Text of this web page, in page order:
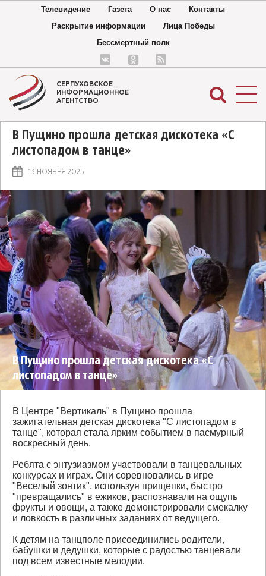
Телевидение Газета О нас
Контакты
Раскрытие информации
Лица Победы
Бессмертный полк
СЕРПУХОВСКОЕ
ИНФОРМАЦИОННОЕ
АГЕНТСТВО
В Пущино прошла детская дискотека «С
листопадом в танце»
13 НОЯБРЯ 2025
В Пущино прошла детская дискотека «С
листопадом в танце»
В Центре "Вертикаль" в Пущино прошла
зажигательная детская дискотека "С листопадом в
танце", которая стала ярким событием в пасмурный
воскресный день.
Ребята с энтузиазмом участвовали в танцевальных
конкурсах и играх. Они соревновались в игре
"Веселый зонтик", используя прищепки, быстро
"превращались" в ежиков, распознавали на ощупь
фрукты и овощи, а также демонстрировали смекалку
и ловкость в различных заданиях от ведущего.
К детям на танцполе присоединились родители,
бабушки и дедушки, которые с радостью танцевали
под всем известные мелодии.